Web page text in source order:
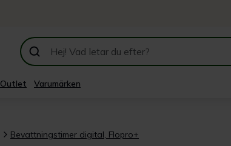
Outlet Varumärken
Bevattningstimer digital, Flopro+